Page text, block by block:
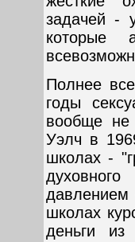
задачей -
которые
Полнее
годы
вообще не
Уэлч в
школах -
школах
деньги из